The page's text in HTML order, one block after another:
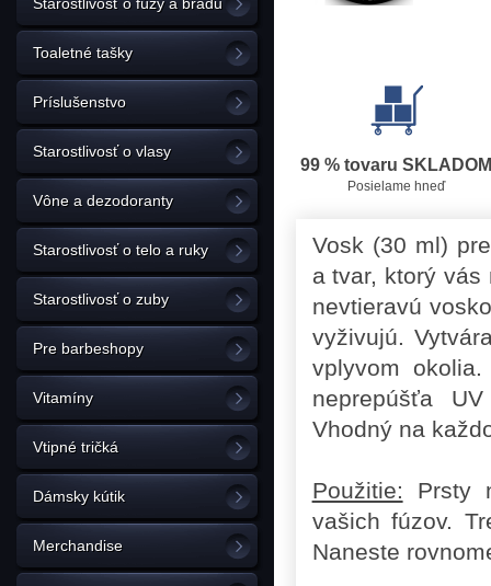
Toaletné tašky
Príslušenstvo
Starostlivosť o vlasy
Vône a dezodoranty
Starostlivosť o telo a ruky
Starostlivosť o zuby
Pre barbeshopy
Vitamíny
Vtipné tričká
Dámsky kútik
Merchandise
99 % tovaru SKLADOM
Posielame hneď
Vosk (30 ml)
a tvar, ktorý
nevtieravú
vyživujú.
vplyvom
neprepúšťa
Vhodný na
Použitie: Prsty
vašich fúzov.
Naneste